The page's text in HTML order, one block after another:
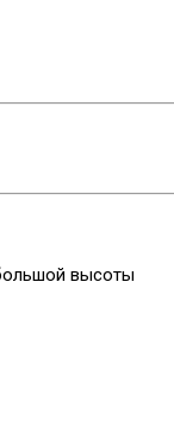
высоты